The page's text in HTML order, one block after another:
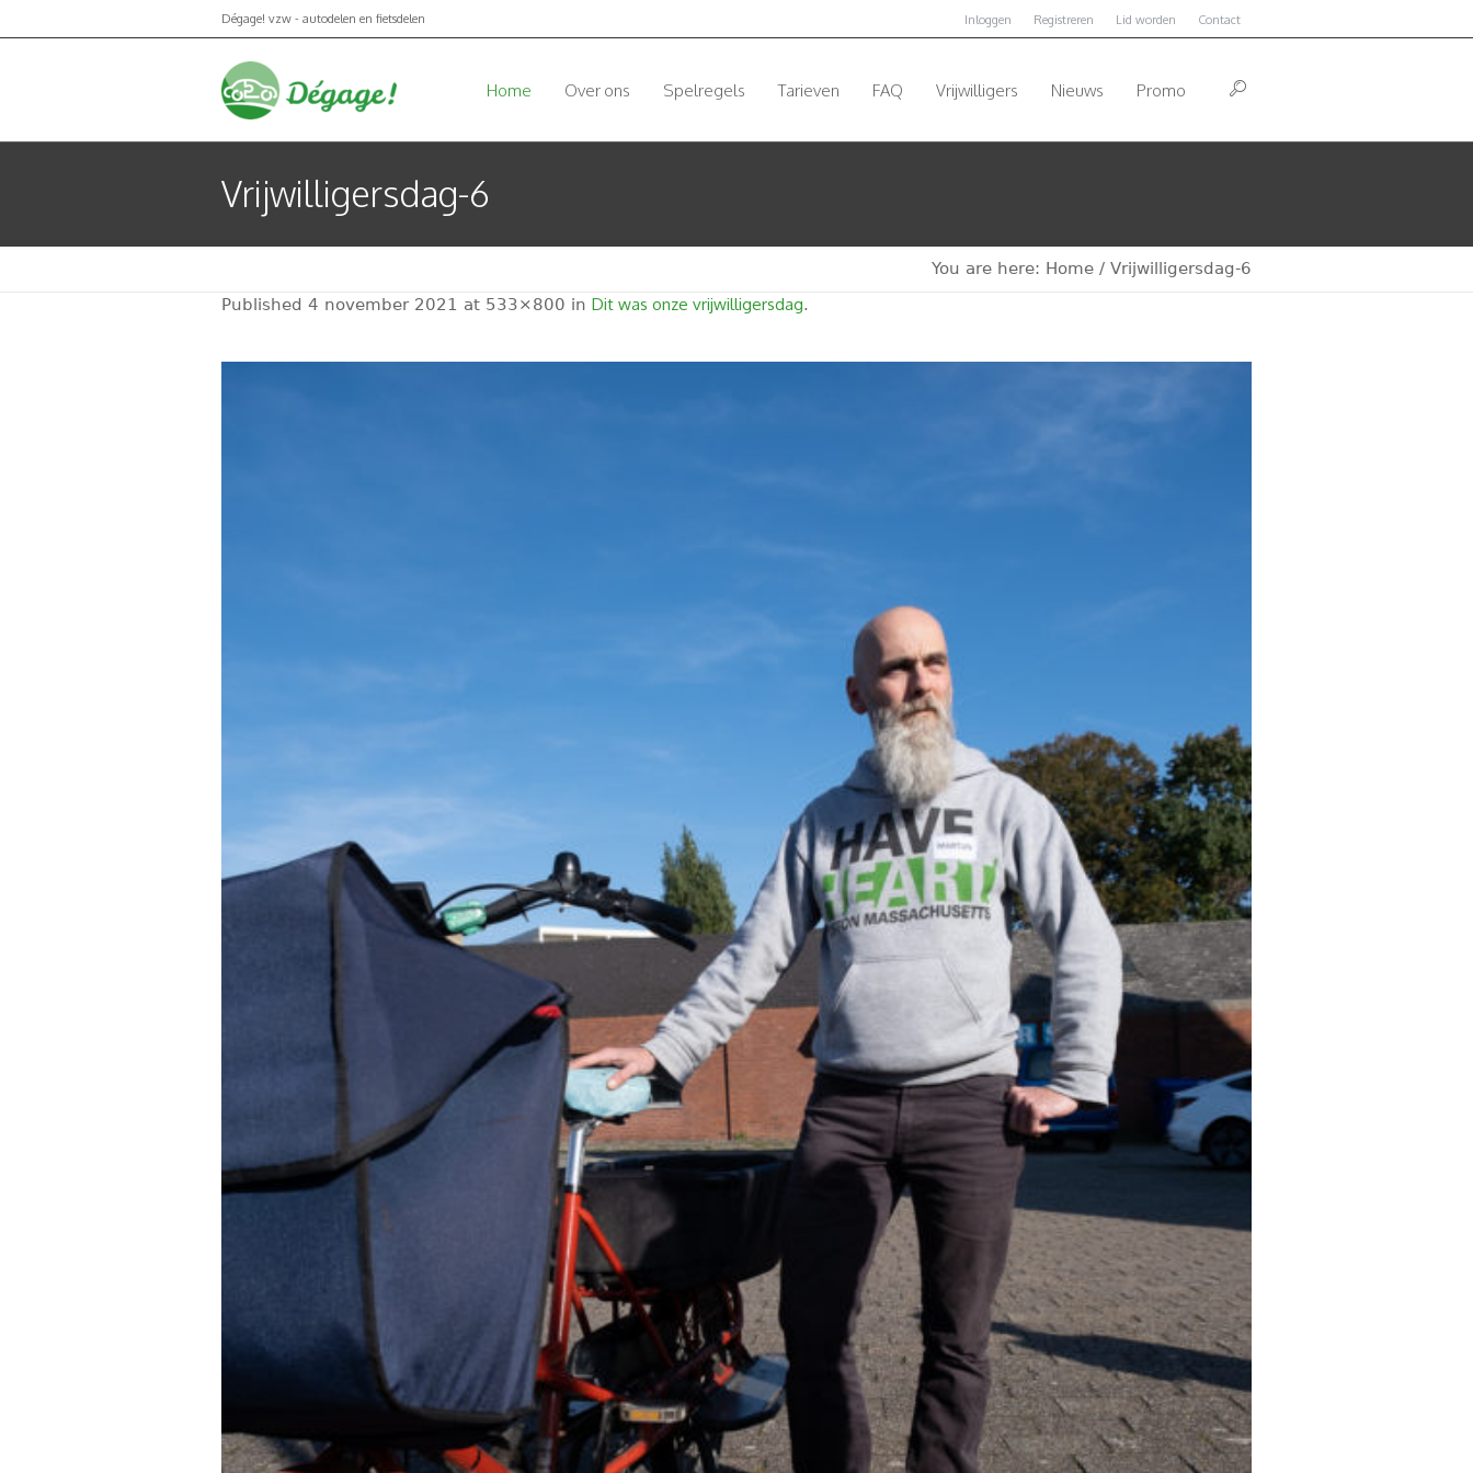
Inloggen Registreren Lid worden Contact
Dégage! vzw - autodelen en fietsdelen
Home Over ons Spelregels Tarieven FAQ Vrijwilligers Nieuws Promo
Vrijwilligersdag-6
You are here: Home / Vrijwilligersdag-6
Published 4 november 2021 at 533×800 in Dit was onze vrijwilligersdag.